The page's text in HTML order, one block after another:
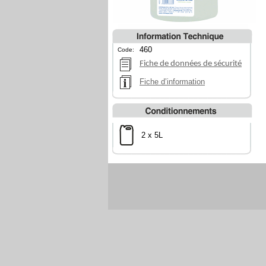
Code:
460
Fiche de données de sécurité
Fiche d’information
2 x 5L